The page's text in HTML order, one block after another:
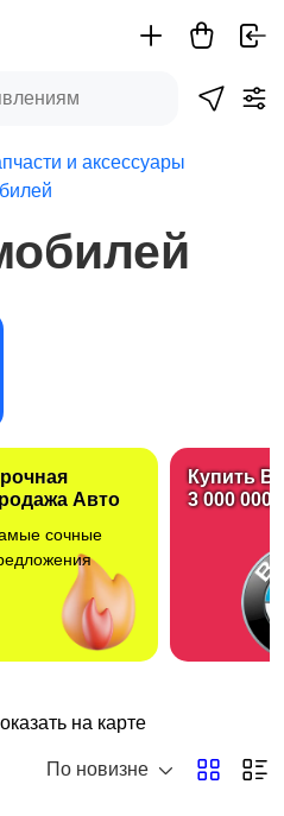
и аксессуары
Авто
сочные
Купить
3 000 000
на карте
По новизне